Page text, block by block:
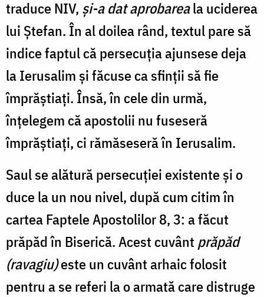
traduce NIV, și-a dat aprobareala uciderea
lui Ștefan. În al doilea rând, textul pare să
indice faptul că persecuția ajunsese deja
la Ierusalim și făcuse ca sfinții să fie
împrăștiați. Însă, în cele din urmă,
înțelegem că apostolii nu fuseseră
împrăștiați, ci rămăseseră în Ierusalim.
Saul se alătură persecuției existente și o
duce la un nou nivel, după cum citim în
cartea Faptele Apostolilor 8, 3: a făcut
prăpăd în Biserică. Acest cuvânt prăpăd
(ravagiu)este un cuvânt arhaic folosit
pentru a se referi la o armată care distruge